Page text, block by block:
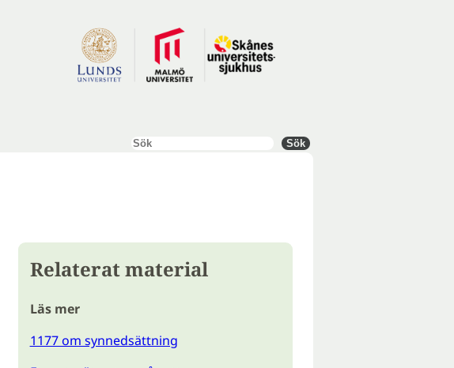
Sök Sök
Relaterat material
Läs mer
1177 om synnedsättning